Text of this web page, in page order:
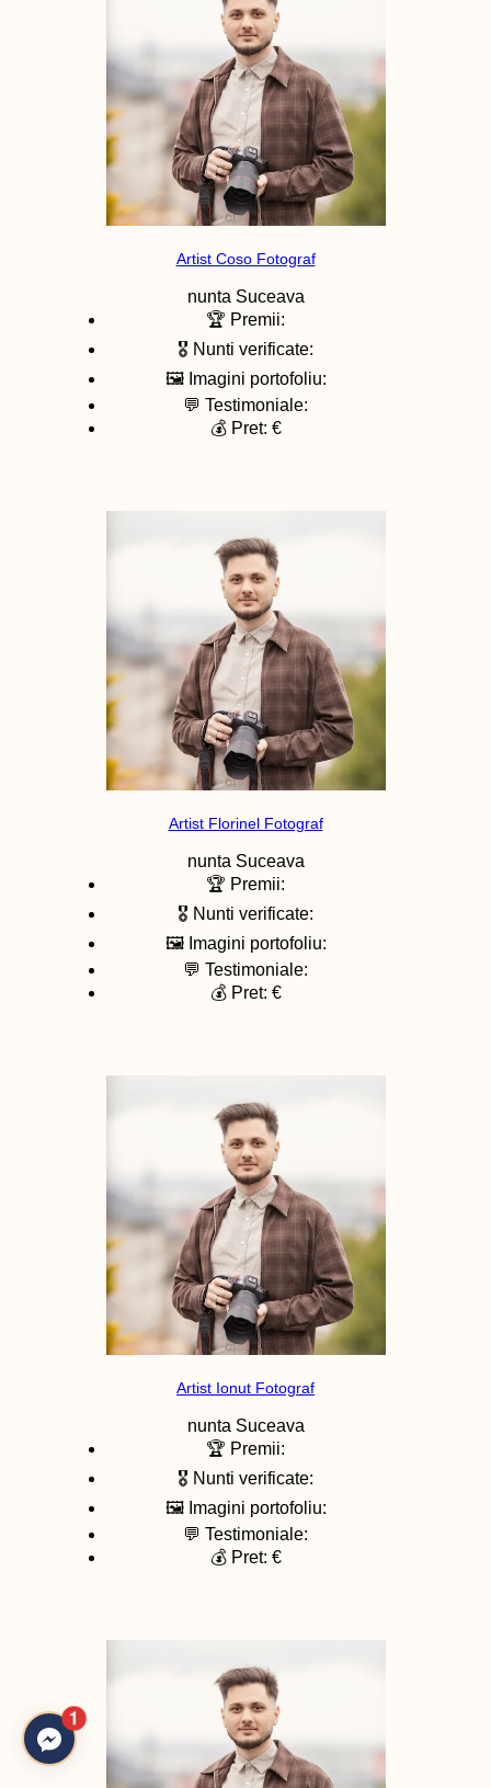
Artist Coso Fotograf
nunta Suceava
🏆 Premii:
🎖️ Nunti verificate:
🖼️ Imagini portofoliu:
💬 Testimoniale:
💰 Pret: €
Artist Florinel Fotograf
nunta Suceava
🏆 Premii:
🎖️ Nunti verificate:
🖼️ Imagini portofoliu:
💬 Testimoniale:
💰 Pret: €
Artist Ionut Fotograf
nunta Suceava
🏆 Premii:
🎖️ Nunti verificate:
🖼️ Imagini portofoliu:
💬 Testimoniale:
💰 Pret: €